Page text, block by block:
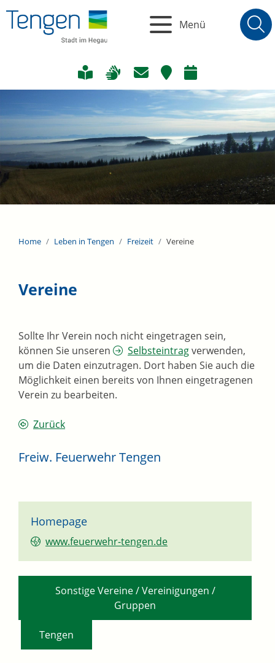
Menü
Home Leben in Tengen Freizeit Vereine
Vereine
Sollte Ihr Verein noch nicht eingetragen sein,
können Sie unseren
Selbsteintragverwenden,
um die Daten einzutragen. Dort haben Sie auch die
Möglichkeit einen bereits von Ihnen eingetragenen
Verein zu bearbeiten.
Zurück
Freiw. Feuerwehr Tengen
Homepage
www.feuerwehr-tengen.de
Sonstige Vereine / Vereinigungen /
Gruppen
Tengen